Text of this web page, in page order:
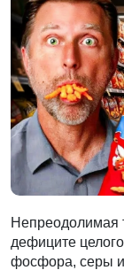
Непреодолимая
дефиците
фосфора, серы